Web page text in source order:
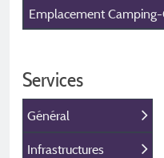
Emplacement Camping-
Services
Général
Infrastructures